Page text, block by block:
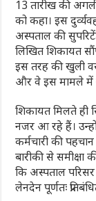
13 तारीख की
को कहा। इस
अस्पताल की
लिखित शिकायत
इस तरह की खुली
और वे इस मामले में
शिकायत मिलते ही
नजर आ रहे हैं।
कर्मचारी की
बारीकी से समीक्षा
कि अस्पताल
लेनदेन पूर्णतः